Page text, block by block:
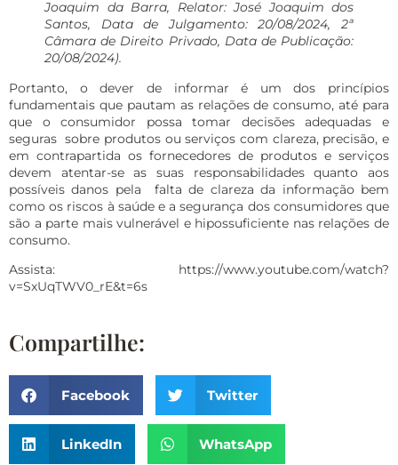
Joaquim da Barra, Relator: José Joaquim dos
Santos, Data de Julgamento: 20/08/2024, 2ª
Câmara de Direito Privado, Data de Publicação:
20/08/2024).
Portanto, o dever de informar é um dos princípios
fundamentais que pautam as relações de consumo, até para
que o consumidor possa tomar decisões adequadas e
seguras sobre produtos ou serviços com clareza, precisão, e
em contrapartida os fornecedores de produtos e serviços
devem atentar-se as suas responsabilidades quanto aos
possíveis danos pela falta de clareza da informação bem
como os riscos à saúde e a segurança dos consumidores que
são a parte mais vulnerável e hipossuficiente nas relações de
consumo.
Assista: https://www.youtube.com/watch?
v=SxUqTWV0_rE&t=6s
Compartilhe:
Facebook Twitter
LinkedIn WhatsApp